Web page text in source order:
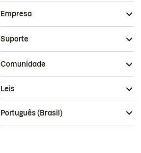
Empresa
Suporte
Comunidade
Leis
Português (Brasil)